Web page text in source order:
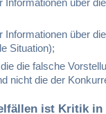
Informationen über
Informationen über
Situation);
die falsche
nicht die der
ist Kritik